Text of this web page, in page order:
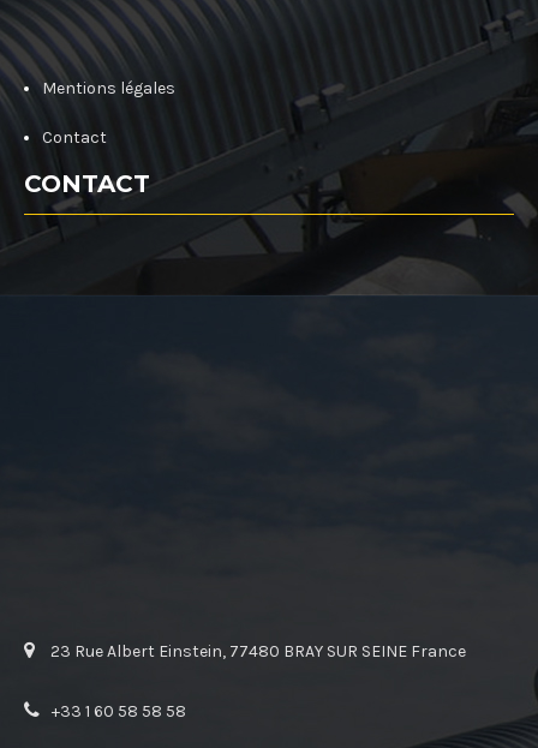
Mentions légales
Contact
CONTACT
23 Rue Albert Einstein, 77480 BRAY SUR SEINE France
+33 1 60 58 58 58